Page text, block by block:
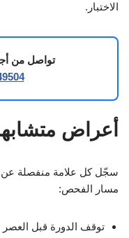
الاختبار.
تواصل من
أعراض
سجّل كل علامة منفصلة عن
مسار الفحص:
توقف الدورة قبل العصر